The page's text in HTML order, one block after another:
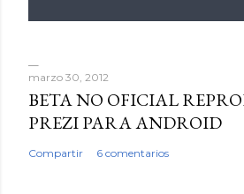
marzo 30, 2012
BETA NO OFICIAL
PREZI PARA ANDROID
Compartir 6 comentarios